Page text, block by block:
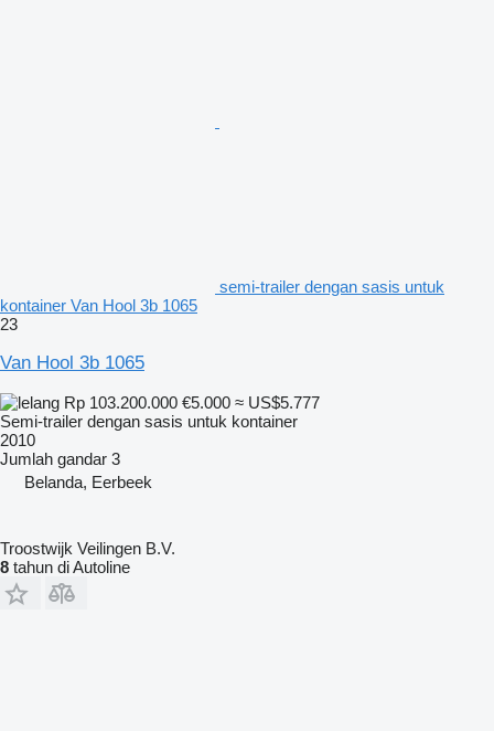
semi-trailer dengan sasis untuk
kontainer Van Hool 3b 1065
23
Van Hool 3b 1065
Rp 103.200.000 €5.000 ≈ US$5.777
Semi-trailer dengan sasis untuk kontainer
2010
Jumlah gandar 3
Belanda, Eerbeek
Troostwijk Veilingen B.V.
8 tahun di Autoline